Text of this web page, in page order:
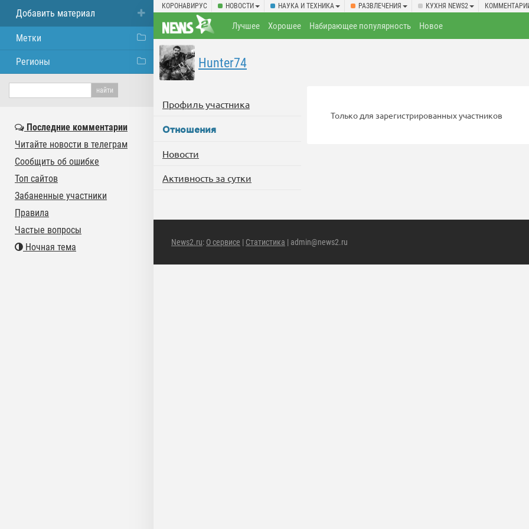
КОРОНАВИРУС НОВОСТИ НАУКА И ТЕХНИКА РАЗВЛЕЧЕНИЯ КУХНЯ NEWS2
Лучшее Хорошее Набирающее популярность Новое
Hunter74
Профиль участника
Отношения
Новости
Активность за сутки
Только для зарегистрированных участников
News2.ru: О сервисе | Статистика | admin@news2.ru
Добавить материал
Метки
Регионы
Последние комментарии
Читайте новости в телеграм
Сообщить об ошибке
Топ сайтов
Забаненные участники
Правила
Частые вопросы
Ночная тема